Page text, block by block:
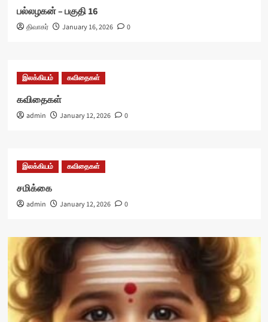
பல்லழகன் – பகுதி 16
திவாகர் January 16, 2026 0
இலக்கியம் கவிதைகள்
கவிதைகள்
admin January 12, 2026 0
இலக்கியம் கவிதைகள்
சமிக்கை
admin January 12, 2026 0